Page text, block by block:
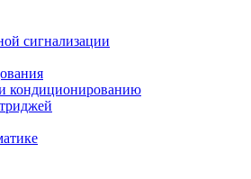
сигнализации
кондиционированию